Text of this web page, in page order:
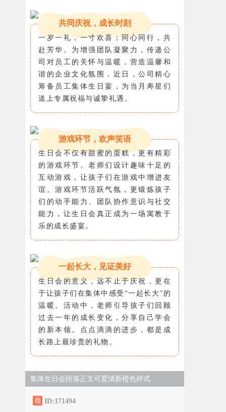
共同庆祝，成长时刻
一岁一礼，一寸欢喜；同心同行，共
赴芳华。为增强团队凝聚力，传递公
司对员工的关怀与温暖，营造温馨和
谐的企业文化氛围，近日，公司精心
筹备员工集体生日宴，为当月寿星们
送上专属祝福与诚挚礼遇。
游戏环节，欢声笑语
生日会不仅有甜蜜的蛋糕，更有精彩
的游戏环节。老师们设计趣味十足的
互动游戏，让孩子们在游戏中增进友
谊。游戏环节活跃气氛，更锻炼孩子
们的动手能力、团队协作意识与社交
能力，让生日会真正成为一场寓教于
乐的成长盛宴。
一起长大，见证美好
生日会的意义，远不止于庆祝，更在
于让孩子们在集体中感受“一起长大”的
温暖。活动中，老师引导孩子们回顾
过去一年的成长变化，分享自己学会
的新本领。点点滴滴的进步，都是成
长路上最珍贵的礼物。
集体生日会段落正文可爱清新橙色样式
ID:171494